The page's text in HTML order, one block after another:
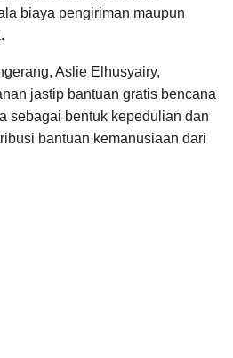
biaya pengiriman maupun
Aslie Elhusyairy,
jastip bantuan gratis bencana
sebagai bentuk kepedulian dan
bantuan kemanusiaan dari